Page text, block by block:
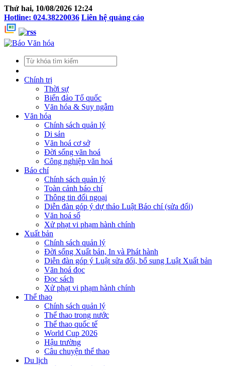
Thứ hai, 10/08/2026 12:24
Hotline: 024.38220036 Liên hệ quảng cáo
Chính trị
Thời sự
Biển đảo Tổ quốc
Văn hóa & Suy ngẫm
Văn hóa
Chính sách quản lý
Di sản
Văn hoá cơ sở
Đời sống văn hoá
Công nghiệp văn hoá
Báo chí
Chính sách quản lý
Toàn cảnh báo chí
Thông tin đối ngoại
Diễn đàn góp ý dự thảo Luật Báo chí (sửa đổi)
Văn hoá số
Xử phạt vi phạm hành chính
Xuất bản
Chính sách quản lý
Đời sống Xuất bản, In và Phát hành
Diễn đàn góp ý Luật sửa đổi, bổ sung Luật Xuất bản
Văn hoá đọc
Đọc sách
Xử phạt vi phạm hành chính
Thể thao
Chính sách quản lý
Thể thao trong nước
Thể thao quốc tế
World Cup 2026
Hậu trường
Câu chuyện thể thao
Du lịch